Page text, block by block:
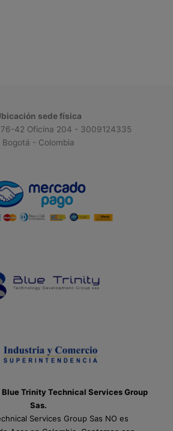
sede física
76-42 Oficina 204 - 3009124335
Bogotá - Colombia
Blue Trinity Technical Services Group
Sas.
Services Group Sas NO es